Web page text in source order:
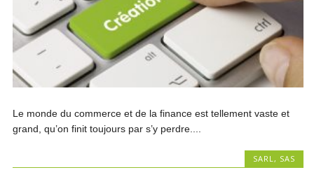
Le monde du commerce et de la finance est tellement vaste et
grand, qu’on finit toujours par s’y perdre....
SARL , SAS